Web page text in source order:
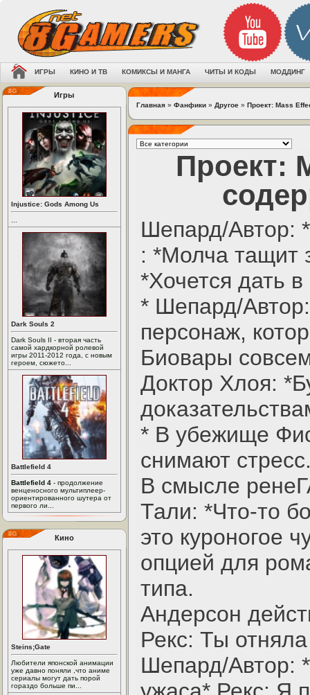
ИГРЫ КИНО И ТВ КОМИКСЫ И МАНГА ЧИТЫ И КОДЫ МОДДИНГ
Игры
Injustice: Gods Among Us
Dark Souls 2
Dark Souls II - вторая часть
самой хардкорной ролевой
игры 2011-2012 года, с новым
героем, сюжето...
Battlefield 4
Battlefield 4 - продолжение
венценосного мультиплеер-
ориентированного шутера от
первого ли...
Кино
Steins;Gate
Любители японской анимации
уже давно поняли ,что аниме
сериалы могут дать порой
гораздо больше пи...
Главная » Фанфики » Другое » Проект: Mass
Проект:
Шепард/Автор:
: *Молча тащит
*Хочется дать
* Шепард/
персонаж,
Биовары
Доктор Хлоя:
* В убежище
снимают
В смысле
Тали: *Что-то
это куроногое
опцией для
типа.
Андерсон
Рекс: Ты
Шепард/Автор: